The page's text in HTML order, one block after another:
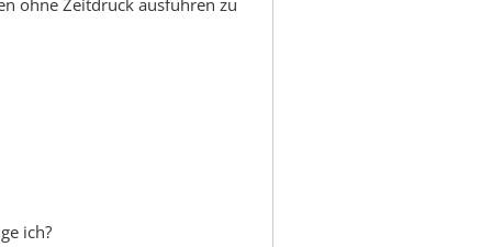
ohne Zeitdruck ausführen zu
ich?